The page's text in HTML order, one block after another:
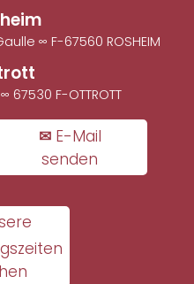
∞ F-67560 ROSHEIM
F-OTTROTT
✉ E-Mail
senden